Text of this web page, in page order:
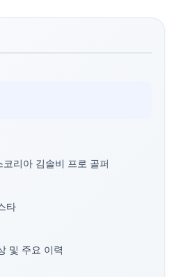
리아 김솔비 프로 골퍼
타
및 주요 이력